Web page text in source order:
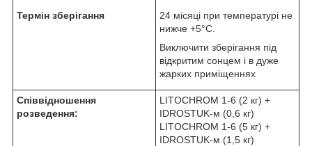
Термін зберігання
24 місяці при температурі не
нижче +5°C.
Виключити зберігання під
відкритим сонцем і в дуже
жарких приміщеннях
Співвідношення
розведення:
LITOCHROM 1-6 (2 кг) +
IDROSTUK-м (0,6 кг)
LITOCHROM 1-6 (5 кг) +
IDROSTUK-м (1,5 кг)